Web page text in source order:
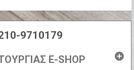
9710179
E-SHOP